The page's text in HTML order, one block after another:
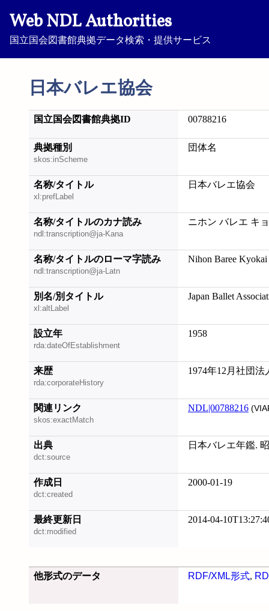
Web NDL Authorities
国立国会図書館典拠データ検索・提供サービス
日本バレエ協会
国立国会図書館典拠ID 00788216
典拠種別
skos:inScheme
団体名
名称/タイトル
xl:prefLabel
日本バレエ協会
名称/タイトルのカナ読み
ndl:transcription@ja-Kana
ニホン バレエ キ
名称/タイトルのローマ字読み
ndl:transcription@ja-Latn
Nihon Baree Kyokai
別名/別タイトル
xl:altLabel
Japan Ballet
設立年
rda:dateOfEstablishment
1958
来歴
rda:corporateHistory
1974年12月社団
関連リンク
skos:exactMatch
NDL|00788216
出典
dct:source
日本バレエ年鑑.
作成日
dct:created
2000-01-19
最終更新日
dct:modified
2014-04-
他形式のデータ RDF/XML形式,